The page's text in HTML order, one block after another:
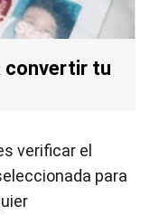
convertir tu
verificar el
para